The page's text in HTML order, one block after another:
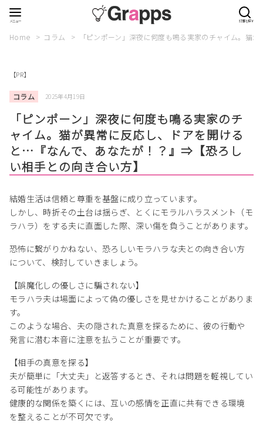
Home コラム 「ピンポーン」深夜に何度も鳴る実家のチャイム。
【PR】
コラム 2025年4月19日
「ピンポーン」深夜に何度も鳴る実家のチ
ャイム。猫が異常に反応し、ドアを開ける
と…『なんで、あなたが！？』⇒【恐ろし
い相手との向き合い方】
結婚生活は信頼と尊重を基盤に成り立っています。
しかし、時折その土台は揺らぎ、とくにモラルハラスメント（モ
ラハラ）をする夫に直面した際、深い傷を負うことがあります。
恐怖に繋がりかねない、恐ろしいモラハラな夫との向き合い方
について、検討していきましょう。
【誤魔化しの優しさに騙されない】
モラハラ夫は場面によって偽の優しさを見せかけることがありま
す。
このような場合、夫の隠された真意を探るために、彼の行動や
発言に潜む本音に注意を払うことが重要です。
【相手の真意を探る】
夫が簡単に「大丈夫」と返答するとき、それは問題を軽視してい
る可能性があります。
健康的な関係を築くには、互いの感情を正直に共有できる環境
を整えることが不可欠です。